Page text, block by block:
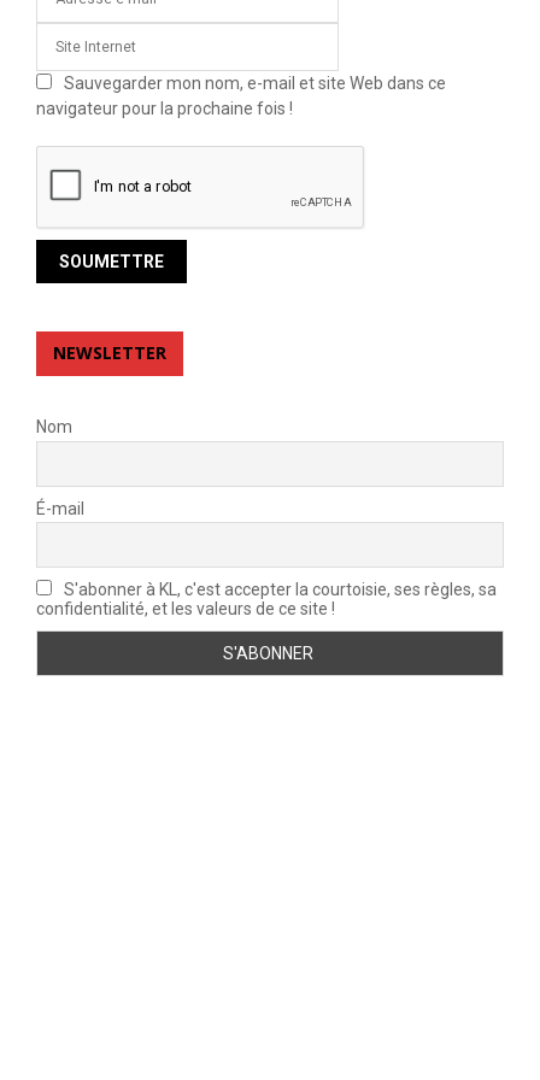
Sauvegarder mon nom, e-mail et site Web dans ce
navigateur pour la prochaine fois !
NEWSLETTER
Nom
É-mail
S'abonner à KL, c'est accepter la courtoisie, ses règles, sa
confidentialité, et les valeurs de ce site !